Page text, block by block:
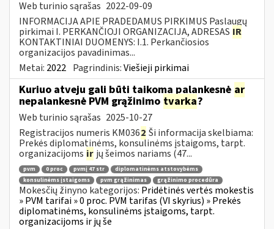
Web turinio sąrašas 2022-09-09
INFORMACIJA APIE PRADEDAMUS PIRKIMUS Paslaugų
pirkimai I. PERKANČIOJI ORGANIZACIJA, ADRESAS IR
KONTAKTINIAI DUOMENYS: I.1. Perkančiosios
organizacijos pavadinimas...
Metai: 2022 Pagrindinis:Viešieji pirkimai
Kuriuo atveju gali būti taikoma palankesnė ar
nepalankesnė PVM grąžinimo tvarka?
Web turinio sąrašas 2025-10-27
Registracijos numeris KM0362 Ši informacija skelbiama:
Prekės diplomatinėms, konsulinėms įstaigoms, tarpt.
organizacijoms ir jų šeimos nariams (47...
pvm 0 proc pvmį 47 str
diplomatinėms atstovybėms
konsulinėms įstaigoms
pvm grąžinimas grąžinimo procedūra
Mokesčių žinyno kategorijos: Pridėtinės vertės mokestis
» PVM tarifai » 0 proc. PVM tarifas (VI skyrius) » Prekės
diplomatinėms, konsulinėms įstaigoms, tarpt.
organizacijoms ir jų še